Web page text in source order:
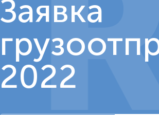
Заявка
2022